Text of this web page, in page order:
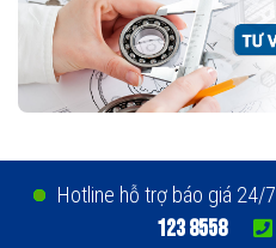
Hotline hỗ trợ báo giá 24/7
123 8558